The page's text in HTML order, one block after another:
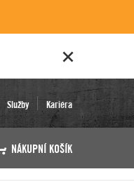
Služby Kariéra
NÁKUPNÍ KOŠÍK